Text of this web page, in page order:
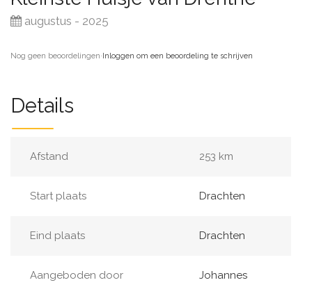
augustus - 2025
Nog geen beoordelingen·Inloggen om een beoordeling te schrijven
Details
Afstand 253 km
Start plaats Drachten
Eind plaats Drachten
Aangeboden door Johannes